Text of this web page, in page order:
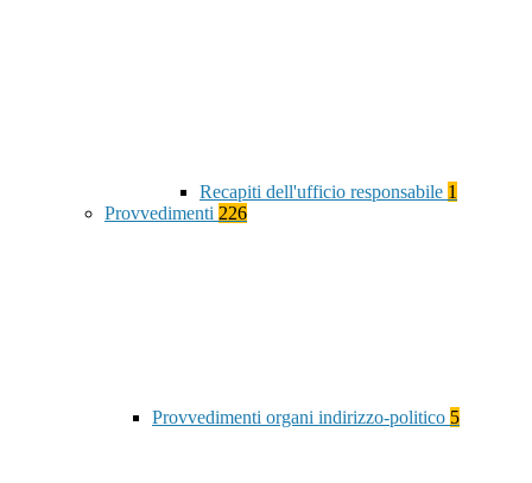
Recapiti dell'ufficio responsabile 1
Provvedimenti 226
Provvedimenti organi indirizzo-politico 5